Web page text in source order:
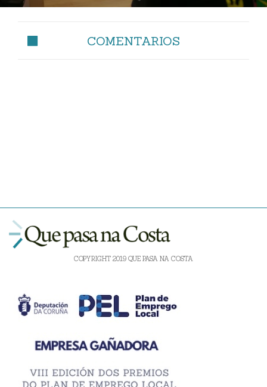
COMENTARIOS
COPYRIGHT 2019 QUE PASA NA COSTA